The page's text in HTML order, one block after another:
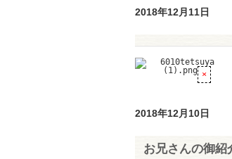
2018年12月11日
2018年12月10日
お兄さんの御紹